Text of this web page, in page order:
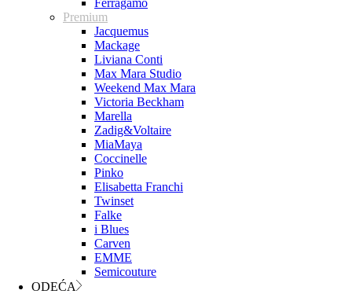
Ferragamo
Premium
Jacquemus
Mackage
Liviana Conti
Max Mara Studio
Weekend Max Mara
Victoria Beckham
Marella
Zadig&Voltaire
MiaMaya
Coccinelle
Pinko
Elisabetta Franchi
Twinset
Falke
i Blues
Carven
EMME
Semicouture
ODEĆA